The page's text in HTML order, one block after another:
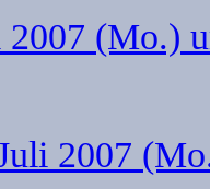
2007 (Mo.)
2007